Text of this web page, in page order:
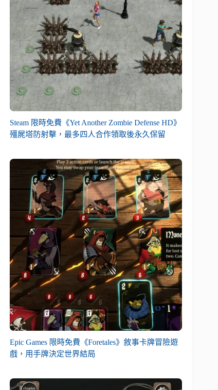
Steam 限時免費《Yet Another Zombie Defense HD》
殭屍塔防射擊，最多四人合作領取後永久保留
Epic Games 限時免費《Foretales》敘事卡牌冒險遊
戲，用手牌決定世界結局